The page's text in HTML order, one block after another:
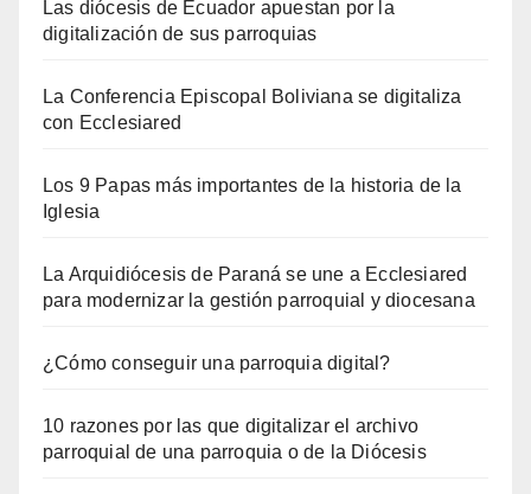
Las diócesis de Ecuador apuestan por la
digitalización de sus parroquias
La Conferencia Episcopal Boliviana se digitaliza
con Ecclesiared
Los 9 Papas más importantes de la historia de la
Iglesia
La Arquidiócesis de Paraná se une a Ecclesiared
para modernizar la gestión parroquial y diocesana
¿Cómo conseguir una parroquia digital?
10 razones por las que digitalizar el archivo
parroquial de una parroquia o de la Diócesis